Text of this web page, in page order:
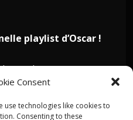
Consent
use technologies like cookies to
Consenting to these
playlist d’Oscar !
sur Instagram